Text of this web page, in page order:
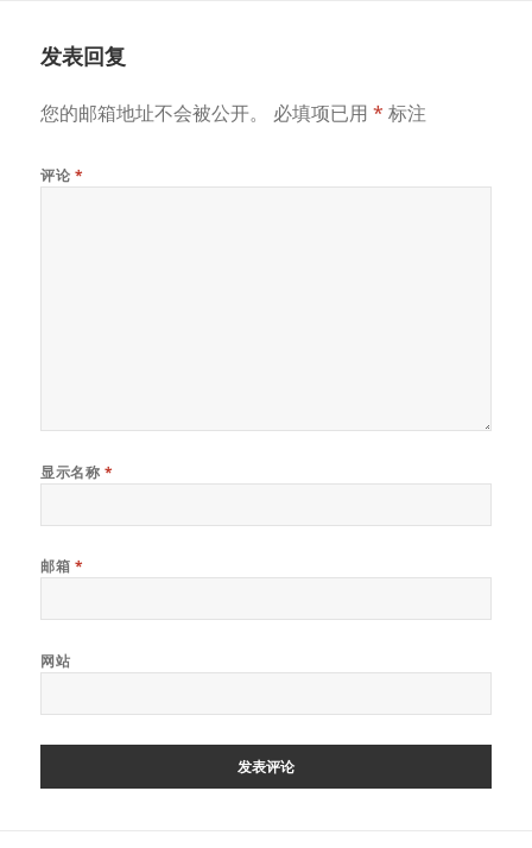
发表回复
您的邮箱地址不会被公开。 必填项已用* 标注
评论 *
显示名称 *
邮箱 *
网站